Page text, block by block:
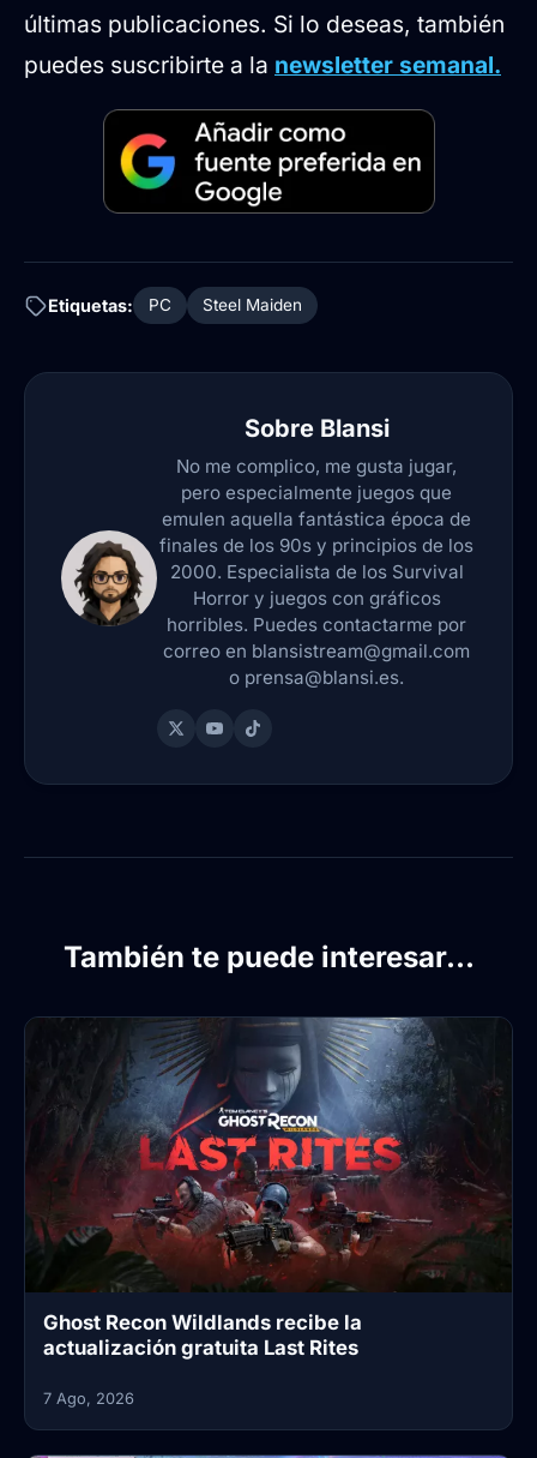
últimas publicaciones. Si lo deseas, también
puedes suscribirte a la newsletter semanal.
Etiquetas: PC Steel Maiden
Sobre Blansi
No me complico, me gusta jugar,
pero especialmente juegos que
emulen aquella fantástica época de
finales de los 90s y principios de los
2000. Especialista de los Survival
Horror y juegos con gráficos
horribles. Puedes contactarme por
correo en blansistream@gmail.com
o prensa@blansi.es.
También te puede interesar...
Ghost Recon Wildlands recibe la
actualización gratuita Last Rites
7 Ago, 2026